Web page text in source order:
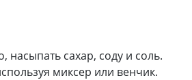
насыпать сахар, соду и соль.
миксер или венчик.